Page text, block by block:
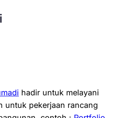
hadir untuk melayani
untuk pekerjaan rancang